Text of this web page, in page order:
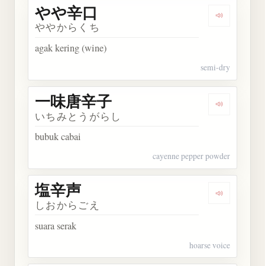
Dengarkan
やや辛口
ややからくち
agak kering (wine)
semi-dry
Dengarkan
一味唐辛子
いちみとうがらし
bubuk cabai
cayenne pepper powder
Dengarkan
塩辛声
しおからごえ
suara serak
hoarse voice